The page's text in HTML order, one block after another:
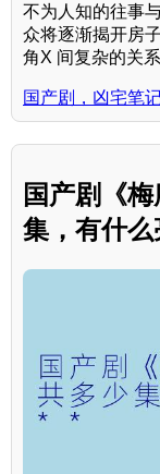
不为人知的往事
众将逐渐揭开房
角X 间复杂的关系
国产剧，凶宅笔
国产剧《
集，有什